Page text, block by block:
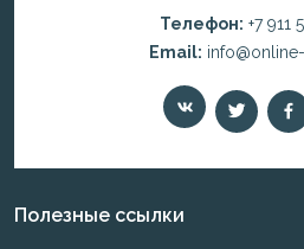
Телефон: +7 911
Email:
Полезные ссылки